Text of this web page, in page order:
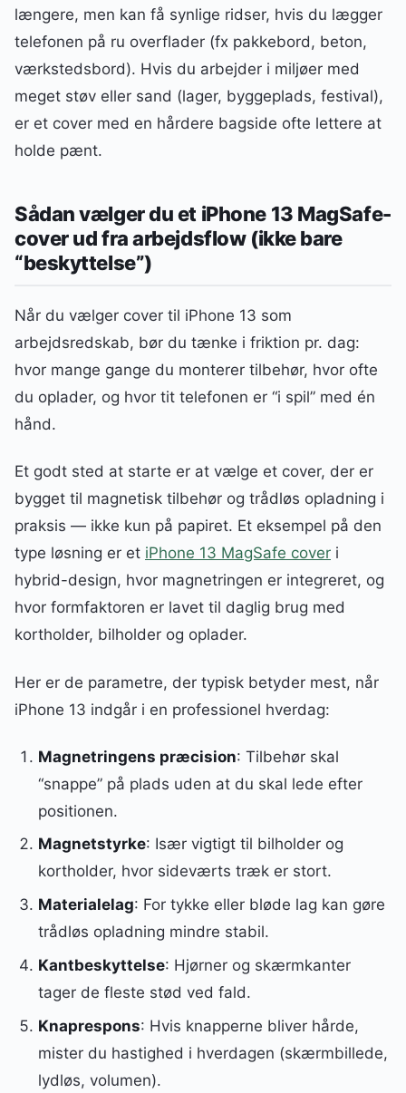
længere, men kan få synlige ridser, hvis du lægger
telefonen på ru overflader (fx pakkebord, beton,
værkstedsbord). Hvis du arbejder i miljøer med
meget støv eller sand (lager, byggeplads, festival),
er et cover med en hårdere bagside ofte lettere at
holde pænt.
Sådan vælger du et iPhone 13 MagSafe-
cover ud fra arbejdsflow (ikke bare
“beskyttelse”)
Når du vælger cover til iPhone 13 som
arbejdsredskab, bør du tænke i friktion pr. dag:
hvor mange gange du monterer tilbehør, hvor ofte
du oplader, og hvor tit telefonen er “i spil” med én
hånd.
Et godt sted at starte er at vælge et cover, der er
bygget til magnetisk tilbehør og trådløs opladning i
praksis — ikke kun på papiret. Et eksempel på den
type løsning er et iPhone 13 MagSafe cover i
hybrid-design, hvor magnetringen er integreret, og
hvor formfaktoren er lavet til daglig brug med
kortholder, bilholder og oplader.
Her er de parametre, der typisk betyder mest, når
iPhone 13 indgår i en professionel hverdag:
Magnetringens præcision: Tilbehør skal
“snappe” på plads uden at du skal lede efter
positionen.
Magnetstyrke: Især vigtigt til bilholder og
kortholder, hvor sideværts træk er stort.
Materialelag: For tykke eller bløde lag kan gøre
trådløs opladning mindre stabil.
Kantbeskyttelse: Hjørner og skærmkanter
tager de fleste stød ved fald.
Knaprespons: Hvis knapperne bliver hårde,
mister du hastighed i hverdagen (skærmbillede,
lydløs, volumen).